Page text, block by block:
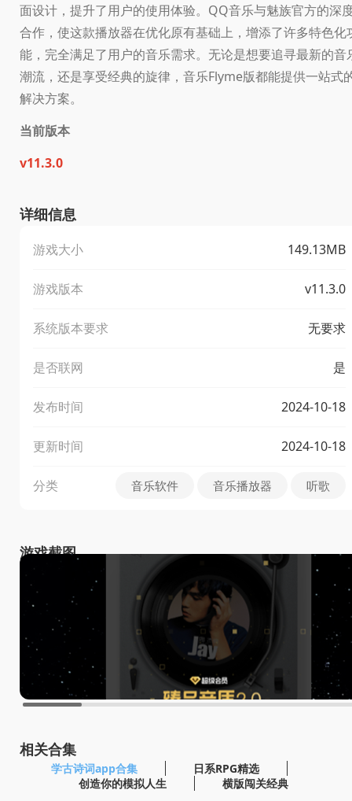
面设计，提升了用户的使用体验。QQ音乐与魅族官方的深
合作，使这款播放器在优化原有基础上，增添了许多特色化
能，完全满足了用户的音乐需求。无论是想要追寻最新的音
潮流，还是享受经典的旋律，音乐Flyme版都能提供一站式
解决方案。
当前版本
v11.3.0
详细信息
游戏大小 149.13MB
游戏版本 v11.3.0
系统版本要求 无要求
是否联网 是
发布时间 2024-10-18
更新时间 2024-10-18
分类 音乐软件 音乐播放器 听歌
游戏截图
相关合集
学古诗词app合集
日系RPG精选
创造你的模拟人生
横版闯关经典